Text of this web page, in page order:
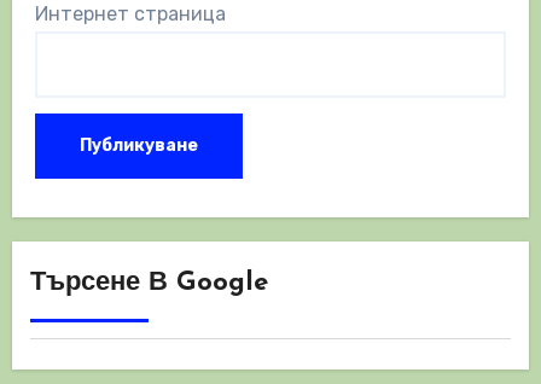
Интернет страница
Търсене В Google